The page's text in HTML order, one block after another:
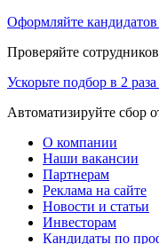
Оформляйте
Проверяйте
Ускорьте подбор в 2
Автоматизируйте сбор
О компании
Наши вакансии
Партнерам
Реклама на сайте
Новости и статьи
Инвесторам
Кандидаты по